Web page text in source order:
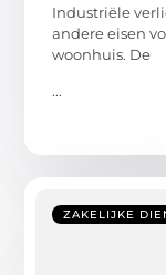
Industriële
andere eisen
woonhuis. De
...
ZAKELIJKE